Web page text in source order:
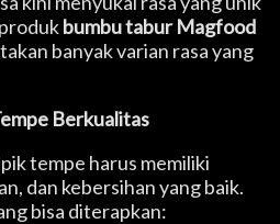
bumbu tabur Magfood
banyak varian rasa yang
Berkualitas
tempe harus memiliki
dan kebersihan yang baik.
bisa diterapkan: